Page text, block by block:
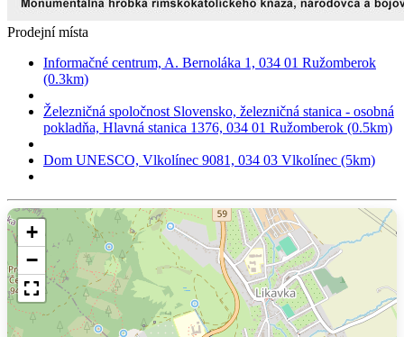
Prodejní místa
Informačné centrum, A. Bernoláka 1, 034 01 Ružomberok
(0.3km)
Železničná spoločnost Slovensko, železničná stanica - osobná
pokladňa, Hlavná stanica 1376, 034 01 Ružomberok (0.5km)
Dom UNESCO, Vlkolínec 9081, 034 03 Vlkolínec (5km)
+
−